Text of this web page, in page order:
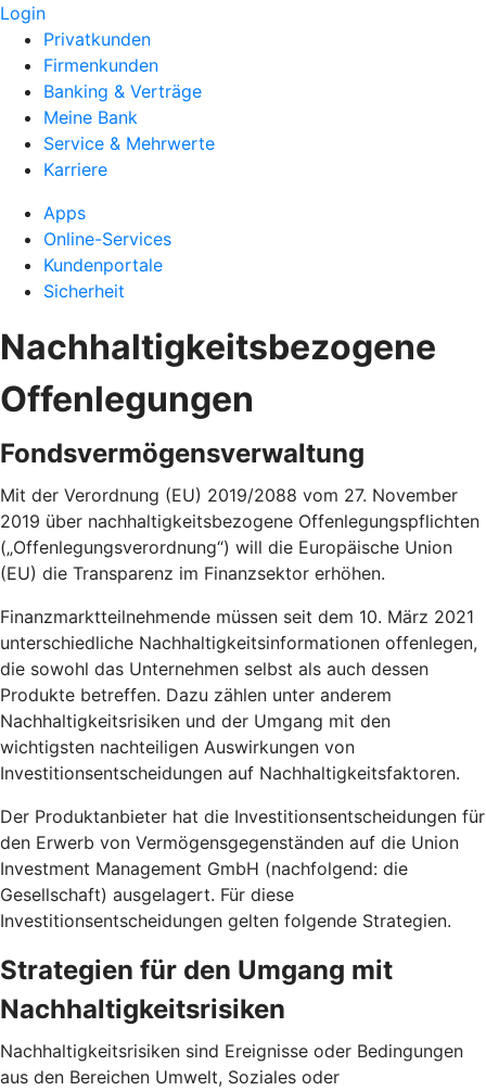
Login
Privatkunden
Firmenkunden
Banking & Verträge
Meine Bank
Service & Mehrwerte
Karriere
Apps
Online-Services
Kundenportale
Sicherheit
Nachhaltigkeitsbezogene
Offenlegungen
Fondsvermögensverwaltung
Mit der Verordnung (EU) 2019/2088 vom 27. November
2019 über nachhaltigkeitsbezogene Offenlegungspflichten
(„Offenlegungsverordnung“) will die Europäische Union
(EU) die Transparenz im Finanzsektor erhöhen.
Finanzmarktteilnehmende müssen seit dem 10. März 2021
unterschiedliche Nachhaltigkeitsinformationen offenlegen,
die sowohl das Unternehmen selbst als auch dessen
Produkte betreffen. Dazu zählen unter anderem
Nachhaltigkeitsrisiken und der Umgang mit den
wichtigsten nachteiligen Auswirkungen von
Investitionsentscheidungen auf Nachhaltigkeitsfaktoren.
Der Produktanbieter hat die Investitionsentscheidungen für
den Erwerb von Vermögensgegenständen auf die Union
Investment Management GmbH (nachfolgend: die
Gesellschaft) ausgelagert. Für diese
Investitionsentscheidungen gelten folgende Strategien.
Strategien für den Umgang mit
Nachhaltigkeitsrisiken
Nachhaltigkeitsrisiken sind Ereignisse oder Bedingungen
aus den Bereichen Umwelt, Soziales oder